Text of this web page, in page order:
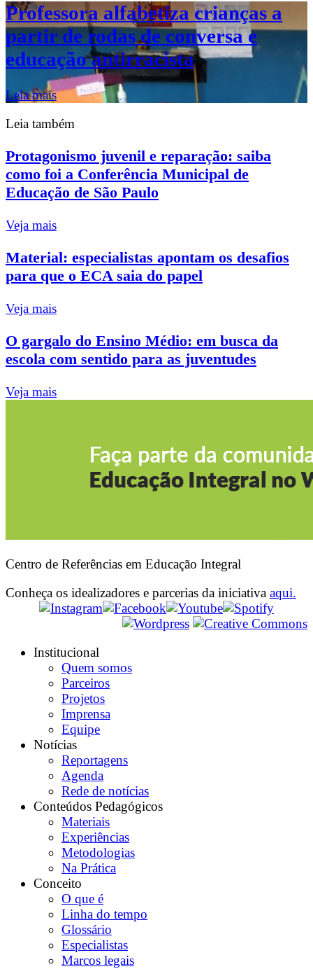
Professora alfabetiza crianças a
partir de rodas de conversa e
educação antirracista
Leia mais
Leia também
Protagonismo juvenil e reparação: saiba
como foi a Conferência Municipal de
Educação de São Paulo
Veja mais
Material: especialistas apontam os desafios
para que o ECA saia do papel
Veja mais
O gargalo do Ensino Médio: em busca da
escola com sentido para as juventudes
Veja mais
Centro de Referências em Educação Integral
Conheça os idealizadores e parcerias da iniciativa aqui.
Institucional
Quem somos
Parceiros
Projetos
Imprensa
Equipe
Notícias
Reportagens
Agenda
Rede de notícias
Conteúdos Pedagógicos
Materiais
Experiências
Metodologias
Na Prática
Conceito
O que é
Linha do tempo
Glossário
Especialistas
Marcos legais